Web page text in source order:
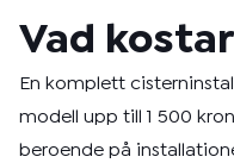
Vad
En komplett
modell upp till 1 500
beroende på